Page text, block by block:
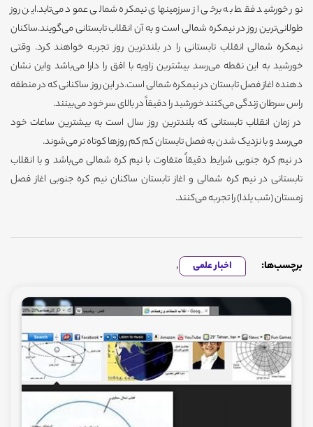
نور خورشید فقط به برخی از سرزمینهای نیمکره شمالی عمود می‌تابد.این روز
طولانی‌ترین روز در نیمکره شمالی است و به آن انقلاب تابستانی می‌گویند.ساکنان
نیمکره شمالی انقلاب تابستانی را در بلندترین روز تجربه خواهند کرد. وقتی
خورشید به این نقطه می‌رسد بیشترین زاویه با افق را دارا می‌باشد واین نشان
دهنده اغاز فصل تابستان در نیمکره شمالی است.در این روز ساکنانی که در منطقه
راس سرطان زندگی می‌کنند خورشید را دقیقاً در بالای سر خود می‌بینند.
در زمان انقلاب تابستانی که بلندترین روز سال است به بیشترین ساعات خود
می‌رسد و با نزدیک شدن به فصل تابستان کم کم روزها کوتاه تر می‌شوند.
در نیم کره جنوبی شرایط دقیقاً متفاوت با نیم کره شمالی می‌باشد و با انقلاب
تابستانی در نیم کره شمالی و اغاز تابستان ساکنان نیم کره جنوبی اغاز فصل
زمستان (شب یلدا) را تجربه می‌کنند.
برچسب‌ها: اخبار علمی ,